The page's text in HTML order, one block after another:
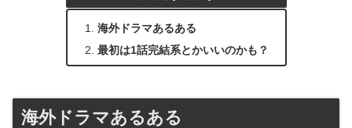
海外ドラマあるある
最初は1話完結系とかいいのかも？
海外ドラマあるある